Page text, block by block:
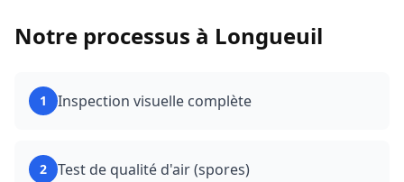
Notre processus à Longueuil
1 Inspection visuelle complète
2 Test de qualité d'air (spores)